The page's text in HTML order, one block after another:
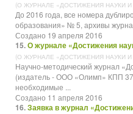
(О ЖУРНАЛЕ «ДОСТИЖЕНИЯ НАУКИ
До 2016 года, все номера
образования» № 5, архивы
Создано 19 апреля 2016
15.О журнале «Достижения
(О ЖУРНАЛЕ «ДОСТИЖЕНИЯ НАУКИ
Научно-методический журнал
(издатель - ООО «Олимп» КПП
необходимые ...
Создано 11 апреля 2016
16.Заявка в журнал